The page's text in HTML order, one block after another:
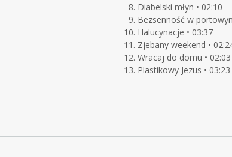
Diabelski młyn • 02:10
Bezsenność w
Halucynacje • 03:37
Zjebany weekend •
Wracaj do domu • 02:03
Plastikowy Jezus • 03:23